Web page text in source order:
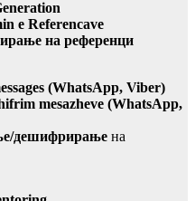
e Referencave
на референци
(WhatsApp, Viber)
mesazheve (WhatsApp,
дешифрирање на